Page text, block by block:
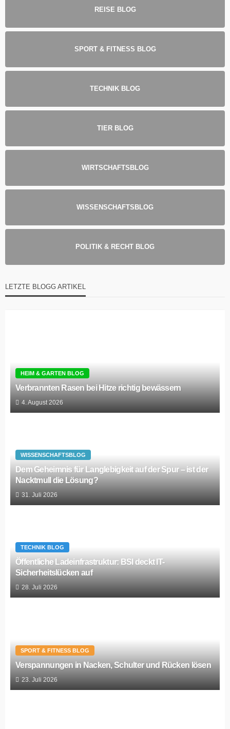
REISE BLOG
SPORT & FITNESS BLOG
TECHNIK BLOG
TIER BLOG
WIRTSCHAFTSBLOG
WISSENSCHAFTSBLOG
POLITIK & RECHT BLOG
LETZTE BLOGG ARTIKEL
HEIM & GARTEN BLOG
Verbrannten Rasen bei Hitze richtig bewässern
4. August 2026
WISSENSCHAFTSBLOG
Dem Geheimnis für Langlebigkeit auf der Spur – ist der
Nacktmull die Lösung?
31. Juli 2026
TECHNIK BLOG
Öffentliche Ladeinfrastruktur: BSI deckt IT-
Sicherheitslücken auf
28. Juli 2026
SPORT & FITNESS BLOG
Verspannungen in Nacken, Schulter und Rücken lösen
23. Juli 2026